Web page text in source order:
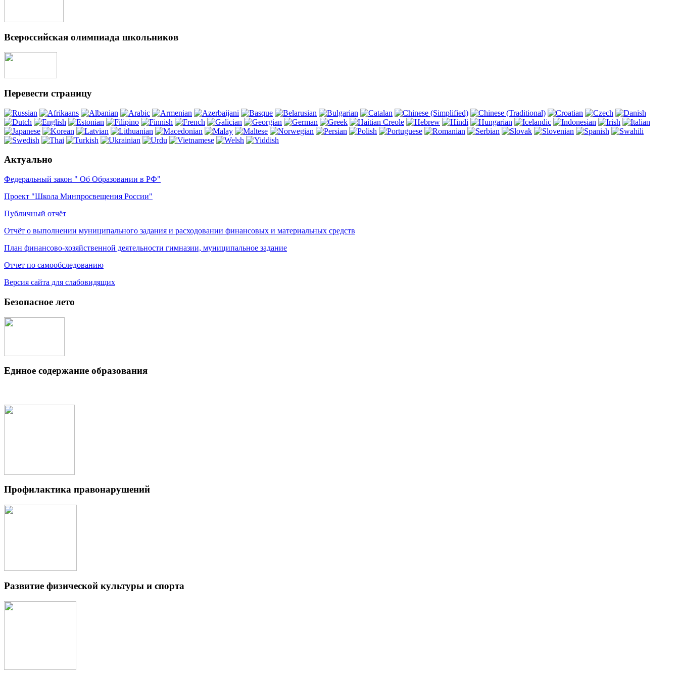
Всероссийская олимпиада школьников
Перевести страницу
Актуально
Федеральный закон " Об Образовании в РФ"
Проект "Школа Минпросвещения России"
Публичный отчёт
Отчёт о выполнении муниципального задания и расходовании финансовых и материальных средств
План финансово-хозяйственной деятельности гимназии, муниципальное задание
Отчет по самообследованию
Версия сайта для слабовидящих
Безопасное лето
Единое содержание образования
Профилактика правонарушений
Развитие физической культуры и спорта